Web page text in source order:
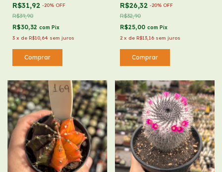
R$31,92 -20% OFF
R$39,90
R$30,32 com Pix
3 x de R$10,64 sem juros
R$26,32 -20% OFF
R$32,90
R$25,00 com Pix
2 x de R$13,16 sem juros